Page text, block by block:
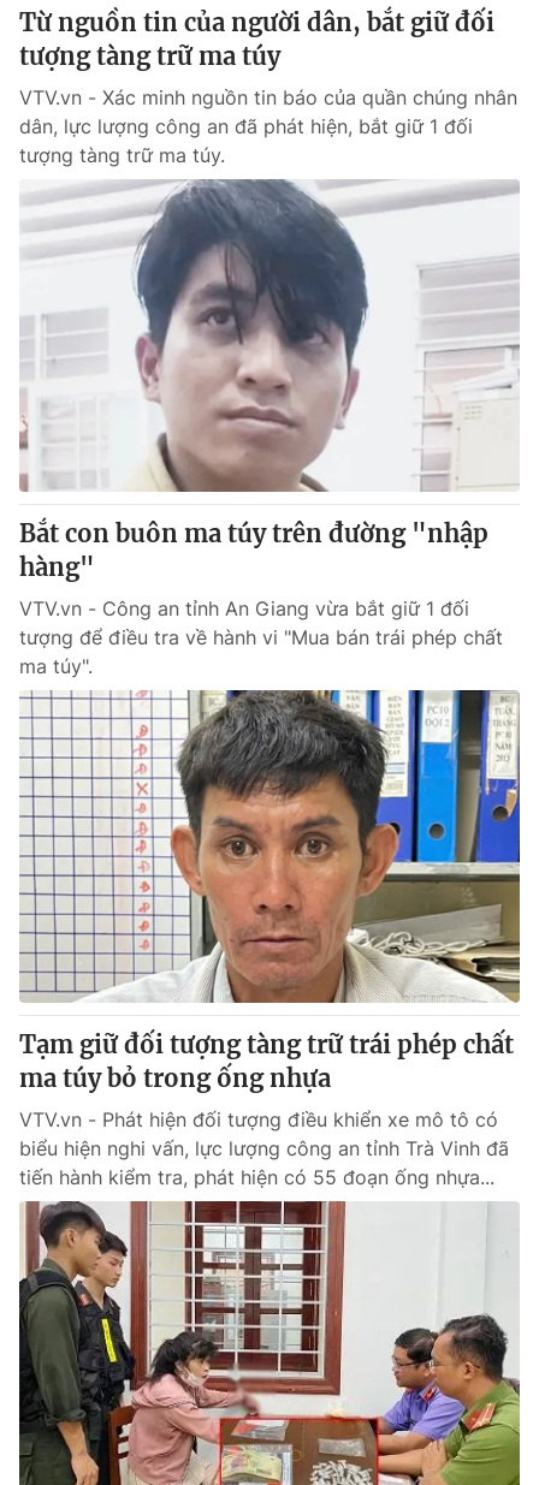
Từ nguồn tin của người dân, bắt giữ đối
tượng tàng trữ ma túy
VTV.vn - Xác minh nguồn tin báo của quần chúng nhân
dân, lực lượng công an đã phát hiện, bắt giữ 1 đối
tượng tàng trữ ma túy.
Bắt con buôn ma túy trên đường "nhập
hàng"
VTV.vn - Công an tỉnh An Giang vừa bắt giữ 1 đối
tượng để điều tra về hành vi "Mua bán trái phép chất
ma túy".
Tạm giữ đối tượng tàng trữ trái phép chất
ma túy bỏ trong ống nhựa
VTV.vn - Phát hiện đối tượng điều khiển xe mô tô có
biểu hiện nghi vấn, lực lượng công an tỉnh Trà Vinh đã
tiến hành kiểm tra, phát hiện có 55 đoạn ống nhựa...